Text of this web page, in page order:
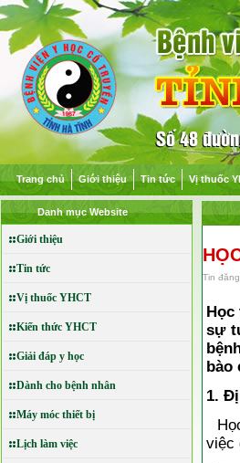
Trang chủ Giới thiệu Tin tức Vị thuốc
Danh mục Website
Giới thiệu
Tin tức
Vị thuốc YHCT
Kiến thức YHCT
Giải đáp y học
Dành cho bệnh nhân
Máy móc thiết bị
Lịch làm việc
Tin
Học
sự
bào
1.
việc